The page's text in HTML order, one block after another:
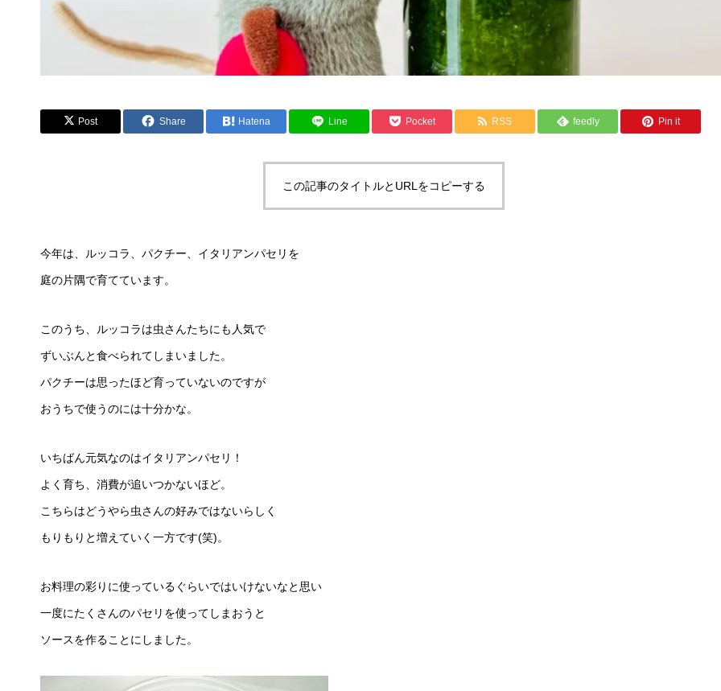
Post Share Hatena Line Pocket RSS feedly Pin it
この記事のタイトルとURLをコピーする
今年は、ルッコラ、パクチー、イタリアンパセリを
庭の片隅で育てています。
このうち、ルッコラは虫さんたちにも人気で
ずいぶんと食べられてしまいました。
パクチーは思ったほど育っていないのですが
おうちで使うのには十分かな。
いちばん元気なのはイタリアンパセリ！
よく育ち、消費が追いつかないほど。
こちらはどうやら虫さんの好みではないらしく
もりもりと増えていく一方です(笑)。
お料理の彩りに使っているぐらいではいけないなと思い
一度にたくさんのパセリを使ってしまおうと
ソースを作ることにしました。